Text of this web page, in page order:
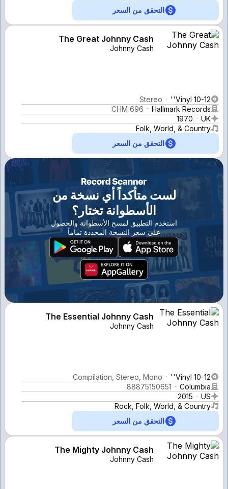
التحقق من السعر
The Great Johnny Cash
Johnny Cash
Vinyl 10-12''
Stereo
Hallmark Records
CHM 696
UK
1970
Folk, World, & Country
التحقق من السعر
لست متأكداً أي نسخة من
الأسطوانة تختار؟
استخدم التطبيق لمسح الأسطوانة والحصول
على سعر النسخة المحددة تماماً
The Essential Johnny Cash
Johnny Cash
Vinyl 10-12''
Compilation, Stereo, Mono
Columbia
88875150651
US
2015
Rock, Folk, World, & Country
التحقق من السعر
The Mighty Johnny Cash
Johnny Cash